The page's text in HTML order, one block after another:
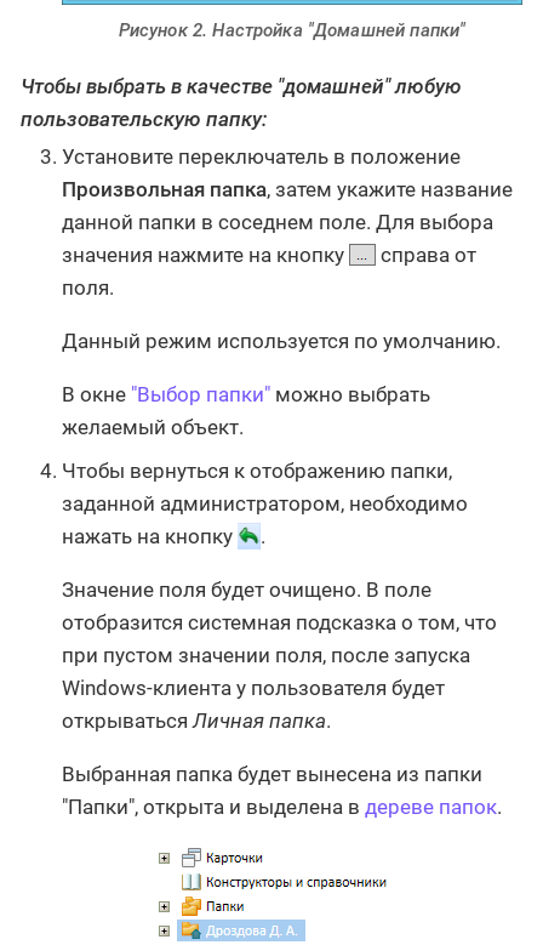
Рисунок 2. Настройка "Домашней папки"
Чтобы выбрать в качестве "домашней" любую
пользовательскую папку:
Установите переключатель в положение
Произвольная папка, затем укажите название
данной папки в соседнем поле. Для выбора
значения нажмите на кнопку
справа от
поля.
Данный режим используется по умолчанию.
В окне "Выбор папки" можно выбрать
желаемый объект.
Чтобы вернуться к отображению папки,
заданной администратором, необходимо
нажать на кнопку
.
Значение поля будет очищено. В поле
отобразится системная подсказка о том, что
при пустом значении поля, после запуска
Windows-клиента у пользователя будет
открываться Личная папка.
Выбранная папка будет вынесена из папки
"Папки", открыта и выделена в дереве папок.